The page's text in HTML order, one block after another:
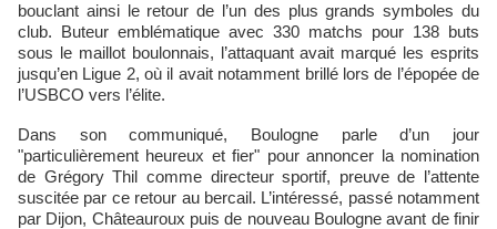
bouclant ainsi le retour de l’un des plus grands symboles du
club. Buteur emblématique avec 330 matchs pour 138 buts
sous le maillot boulonnais, l’attaquant avait marqué les esprits
jusqu’en Ligue 2, où il avait notamment brillé lors de l’épopée de
l’USBCO vers l’élite.
Dans son communiqué, Boulogne parle d’un jour
"particulièrement heureux et fier" pour annoncer la nomination
de Grégory Thil comme directeur sportif, preuve de l’attente
suscitée par ce retour au bercail. L’intéressé, passé notamment
par Dijon, Châteauroux puis de nouveau Boulogne avant de finir